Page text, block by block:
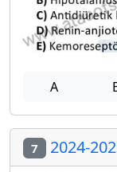
A
7 2024-